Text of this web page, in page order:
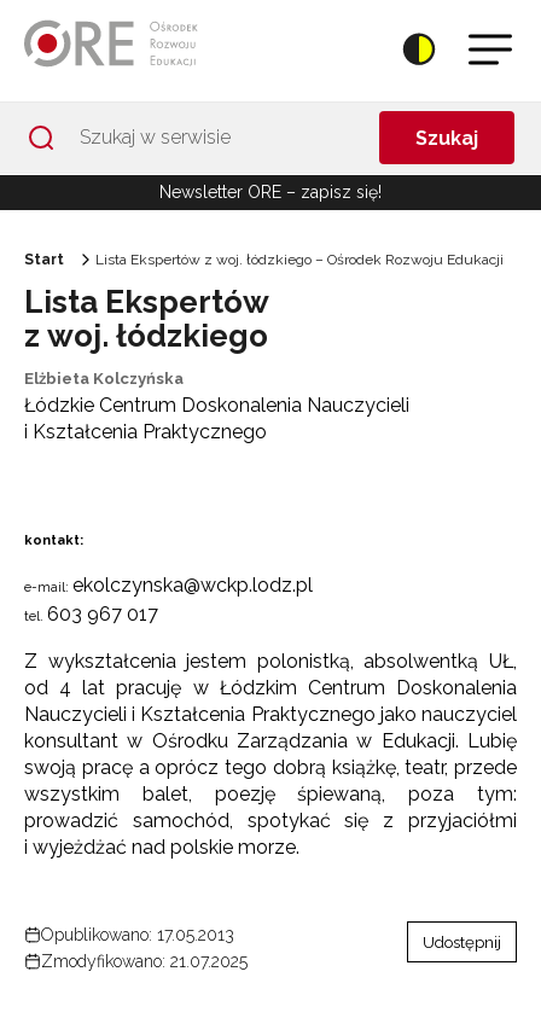
Szukaj
Newsletter ORE – zapisz się!
Start Lista Ekspertów z woj. łódzkiego – Ośrodek Rozwoju Edukacji
Lista Ekspertów
z woj. łódzkiego
Elżbieta Kolczyńska
Łódzkie Centrum Doskonalenia Nauczycieli
i Kształcenia Praktycznego
kontakt:
e-mail: ekolczynska@wckp.lodz.pl
tel. 603 967 017
Z wykształcenia jestem polonistką, absolwentką UŁ,
od 4 lat pracuję w Łódzkim Centrum Doskonalenia
Nauczycieli i Kształcenia Praktycznego jako nauczyciel
konsultant w Ośrodku Zarządzania w Edukacji. Lubię
swoją pracę a oprócz tego dobrą książkę, teatr, przede
wszystkim balet, poezję śpiewaną, poza tym:
prowadzić samochód, spotykać się z przyjaciółmi
i wyjeżdżać nad polskie morze.
Opublikowano: 17.05.2013
Zmodyfikowano: 21.07.2025
Udostępnij